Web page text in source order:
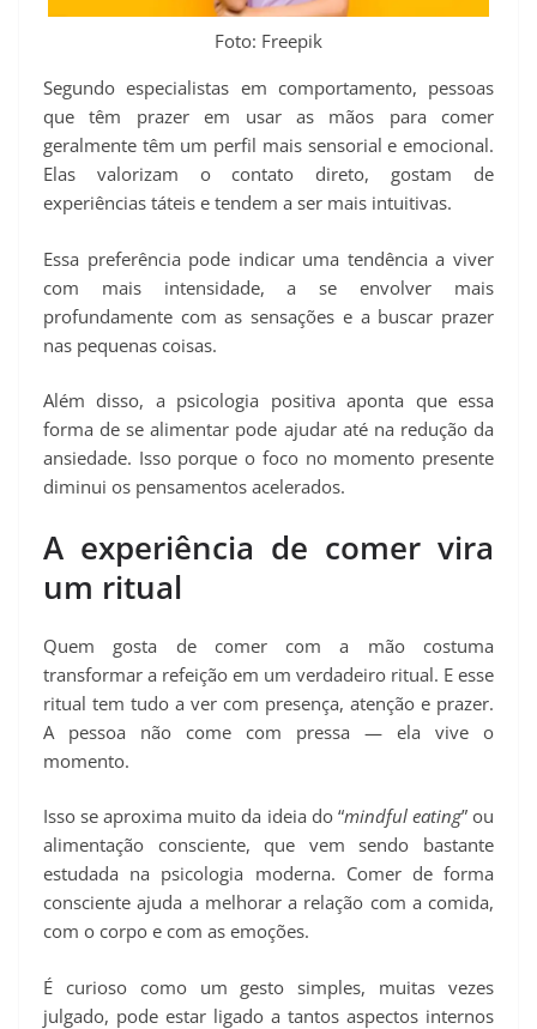
Foto: Freepik
Segundo especialistas em comportamento, pessoas
que têm prazer em usar as mãos para comer
geralmente têm um perfil mais sensorial e emocional.
Elas valorizam o contato direto, gostam de
experiências táteis e tendem a ser mais intuitivas.
Essa preferência pode indicar uma tendência a viver
com mais intensidade, a se envolver mais
profundamente com as sensações e a buscar prazer
nas pequenas coisas.
Além disso, a psicologia positiva aponta que essa
forma de se alimentar pode ajudar até na redução da
ansiedade. Isso porque o foco no momento presente
diminui os pensamentos acelerados.
A experiência de comer vira
um ritual
Quem gosta de comer com a mão costuma
transformar a refeição em um verdadeiro ritual. E esse
ritual tem tudo a ver com presença, atenção e prazer.
A pessoa não come com pressa — ela vive o
momento.
Isso se aproxima muito da ideia do “mindful eating” ou
alimentação consciente, que vem sendo bastante
estudada na psicologia moderna. Comer de forma
consciente ajuda a melhorar a relação com a comida,
com o corpo e com as emoções.
É curioso como um gesto simples, muitas vezes
julgado, pode estar ligado a tantos aspectos internos